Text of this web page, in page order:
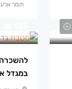
תומר
במגדל